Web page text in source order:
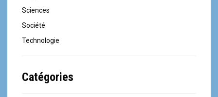
Sciences
Société
Technologie
Catégories